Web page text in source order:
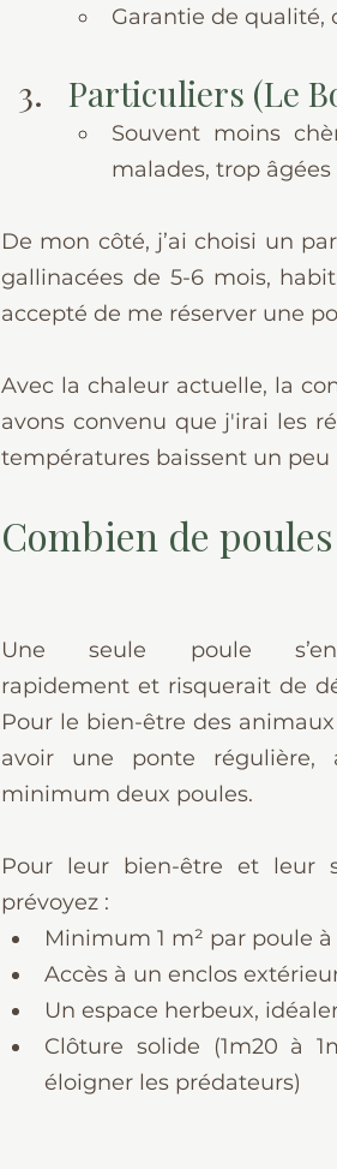
Garantie de qualité,
Particuliers (Le
Souvent moins
malades, trop
De mon côté, j’ai choisi un
gallinacées de 5-6 mois,
accepté de me réserver une
Avec la chaleur actuelle, la
avons convenu que j'irai les
températures baissent un
Combien de
Une seule poule
rapidement et risquerait de
Pour le bien-être des
avoir une ponte régulière,
minimum deux poules.
Pour leur bien-être et leur
prévoyez :
Minimum 1 m² par poule
Accès à un enclos
Un espace herbeux,
Clôture solide (1m20 à
éloigner les prédateurs)